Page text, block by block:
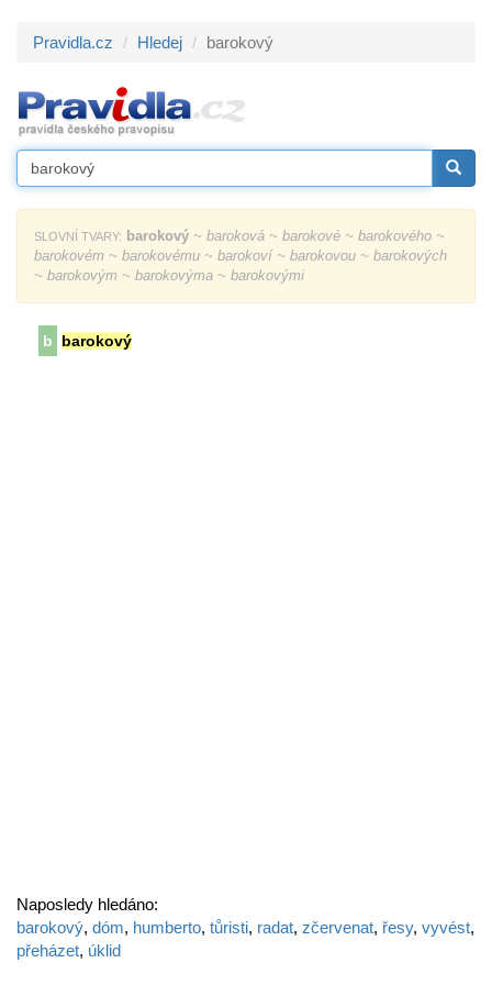
Pravidla.cz Hledej barokový
SLOVNÍ TVARY: barokový ~ baroková ~ barokové ~ barokového ~
barokovém ~ barokovému ~ barokoví ~ barokovou ~ barokových
~ barokovým ~ barokovýma ~ barokovými
b barokový
Naposledy hledáno:
barokový, dóm, humberto, tůristi, radat, zčervenat, řesy, vyvést,
přeházet, úklid